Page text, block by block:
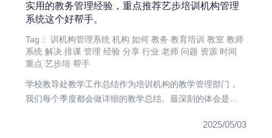
实用的教务管理经验，重点推荐艺步培训机构管理
系统这个好帮手。
Tag：训机构管理系统 机构 如何 教务 教育培训 教室 教师
系统 解决 排课 管理 经验 分享 行业 老师 问题 资源 时间
重点 艺步培 帮手
学校教导处教学工作总结作为培训机构的教学管理部门，
我们每个季度都会做详细的教学总结。最深刻的体会是：
2025/05/03